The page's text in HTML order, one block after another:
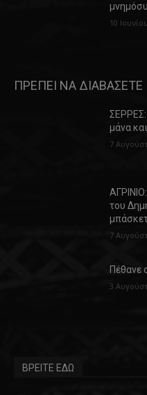
10
ΠΡΕΠΕΙ ΝΑ ΔΙΑΒΑΣΕΤΕ
ΣΕΡΡΕΣ:
μάνα και
7
του
7
Πέθανε
3
ΒΡΕΙΤΕ ΕΔΩ